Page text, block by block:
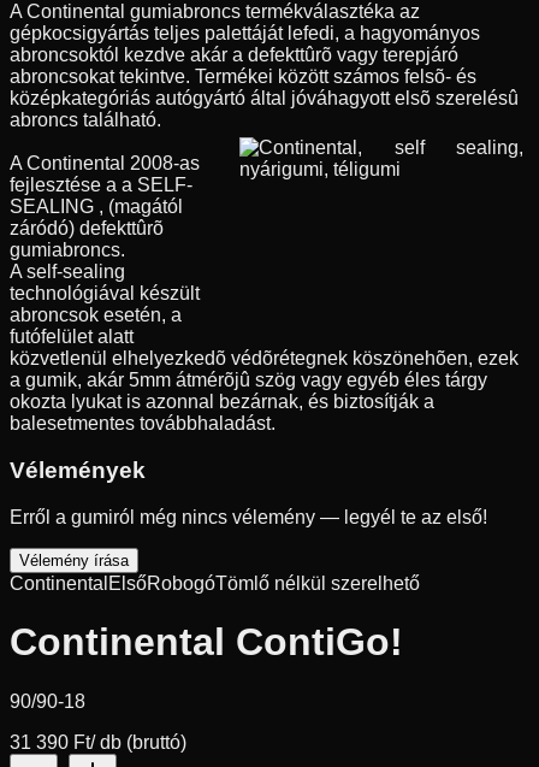
A Continental gumiabroncs termékválasztéka az
gépkocsigyártás teljes palettáját lefedi, a hagyományos
abroncsoktól kezdve akár a defekttûrõ vagy terepjáró
abroncsokat tekintve. Termékei között számos felsõ- és
középkategóriás autógyártó által jóváhagyott elsõ szerelésû
abroncs található.
A Continental 2008-as
fejlesztése a a SELF-
SEALING , (magától
záródó) defekttûrõ
gumiabroncs.
A self-sealing
technológiával készült
abroncsok esetén, a
futófelület alatt
közvetlenül elhelyezkedõ védõrétegnek köszönehõen, ezek
a gumik, akár 5mm átmérõjû szög vagy egyéb éles tárgy
okozta lyukat is azonnal bezárnak, és biztosítják a
balesetmentes továbbhaladást.
Vélemények
Erről a gumiról még nincs vélemény — legyél te az első!
Vélemény írása
Continental ElsőRobogóTömlő nélkül szerelhető
Continental ContiGo!
90/90-18
31 390 Ft/ db (bruttó)